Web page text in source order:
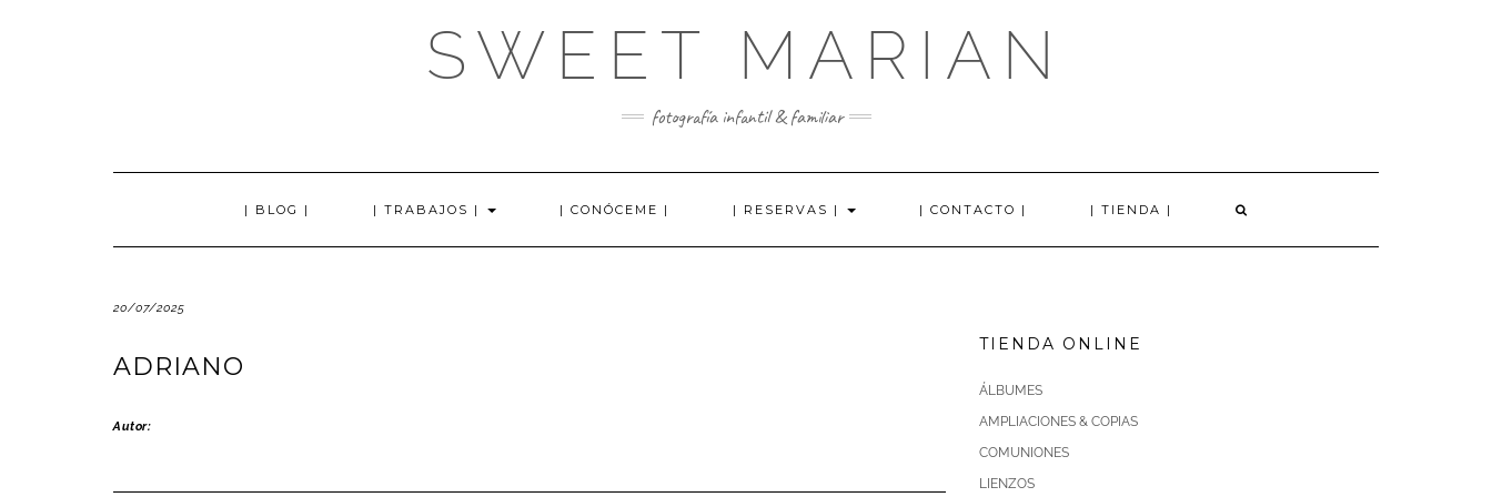
SWEET MARIAN
fotografía infantil & familiar
| BLOG | | TRABAJOS | | CONÓCEME | | RESERVAS | | CONTACTO | | TIENDA |
20/07/2025
ADRIANO
Autor:
TIENDA ONLINE
ÁLBUMES
AMPLIACIONES & COPIAS
COMUNIONES
LIENZOS